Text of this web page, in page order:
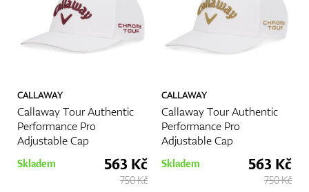
CALLAWAY
Callaway Tour Authentic
Performance Pro
Adjustable Cap
Skladem 563 Kč
750 Kč
CALLAWAY
Callaway Tour Authentic
Performance Pro
Adjustable Cap
Skladem 563 Kč
750 Kč